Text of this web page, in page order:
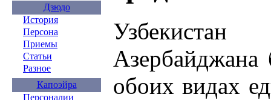
Дзюдо
История
Персона
Приемы
Статьи
Разное
Капоэйра
Персоналии
Азербайджана
обоих видах